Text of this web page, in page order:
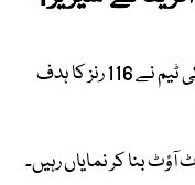
لاہور میں کھیلے گئے میچ میں پاکستان کی ٹیم نے 116 رنز کا ہدف
سے سدرہ امین 50 رنز ناٹ آؤٹ بنا کر نمایاں رہیں۔